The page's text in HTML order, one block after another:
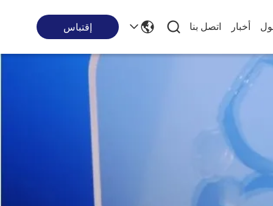
أخبار اتصل بنا إقتباس